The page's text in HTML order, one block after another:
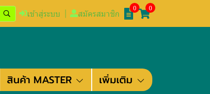
เข้าสู่ระบบ สมัครสมาชิก
0 0
สินค้า MASTER เพิ่มเติม